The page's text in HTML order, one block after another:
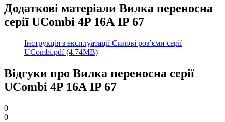
Додаткові матеріали Вилка переносна
серії UCombi 4P 16А IP 67
Інструкція з експлуатації Силові роз’єми серії
UCombi.pdf (4.74MB)
Відгуки про Вилка переносна серії
UCombi 4P 16А IP 67
0
0